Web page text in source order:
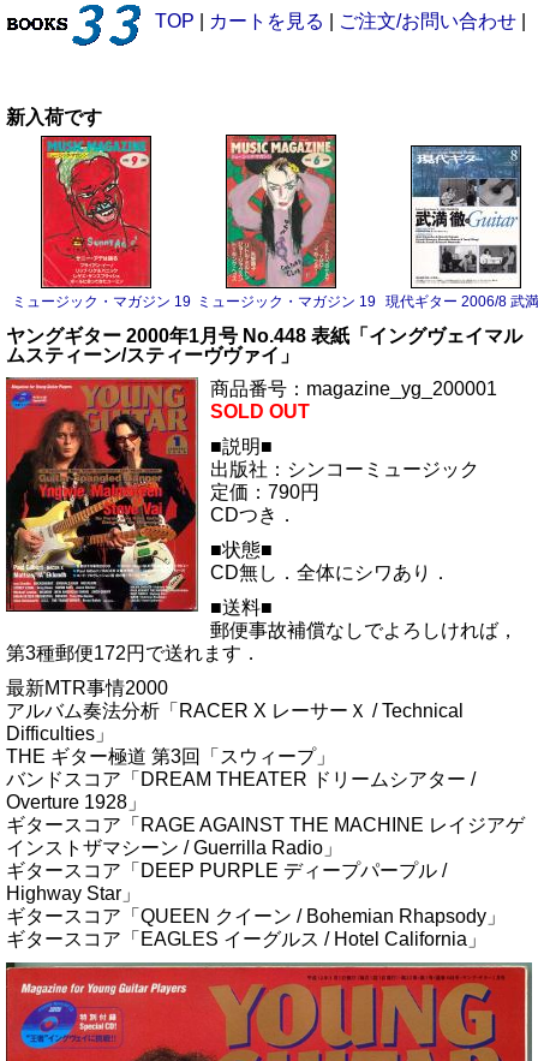
TOP カートを見る ご注文/お問い合わせ
新入荷です
ミュージック・マガジン 1983/9 サニー・アデミュージック・マガジン 1983/6 ボーイ・ジョージ
現代ギター 2006/8 武
ヤングギター 2000年1月号 No.448 表紙「イングヴェイマル
ムスティーン/スティーヴヴァイ」
商品番号：magazine_yg_200001
SOLD OUT
■説明■
出版社：シンコーミュージック
定価：790円
CDつき．
■状態■
CD無し．全体にシワあり．
■送料■
郵便事故補償なしでよろしければ，
第3種郵便172円で送れます．
最新MTR事情2000
アルバム奏法分析「RACER X レーサーＸ / Technical
Difficulties」
THE ギター極道 第3回「スウィープ」
バンドスコア「DREAM THEATER ドリームシアター /
Overture 1928」
ギタースコア「RAGE AGAINST THE MACHINE レイジアゲ
インストザマシーン / Guerrilla Radio」
ギタースコア「DEEP PURPLE ディープパープル /
Highway Star」
ギタースコア「QUEEN クイーン / Bohemian Rhapsody」
ギタースコア「EAGLES イーグルス / Hotel California」